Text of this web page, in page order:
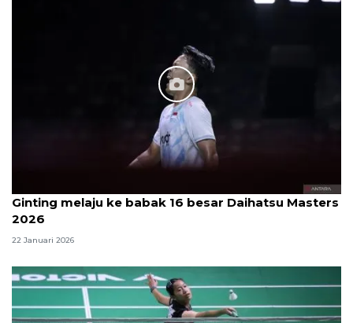
Ginting melaju ke babak 16 besar Daihatsu Masters
2026
22 Januari 2026